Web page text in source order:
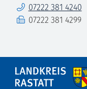
Telefon07222 381 4240
Fax 07222 381 4299